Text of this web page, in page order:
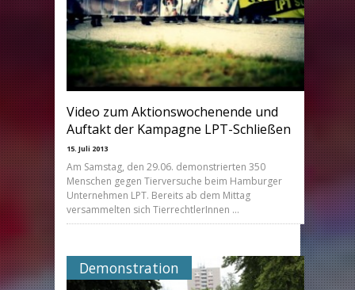
Video zum Aktionswochenende und
Auftakt der Kampagne LPT-Schließen
15. Juli 2013
Am Samstag, den 29.06. demonstrierten 350
Menschen gegen Tierversuche beim Hamburger
Unternehmen LPT. Bereits ab dem Mittag
versammelten sich TierrechtlerInnen …
Demonstration